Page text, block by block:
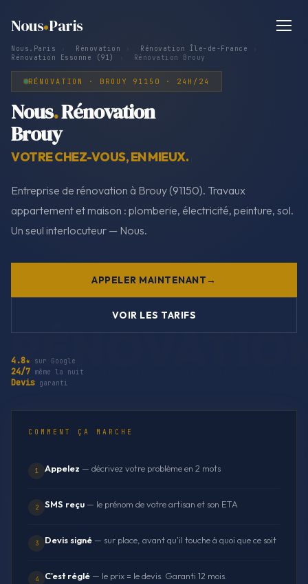
Nous Paris
Nous.Paris Rénovation Rénovation Île-de-France
Rénovation Essonne (91)
Rénovation Brouy
RÉNOVATION · BROUY 91150 · 24H/24
Nous.Rénovation
Brouy
VOTRE CHEZ-VOUS, EN MIEUX.
Entreprise de rénovation à Brouy (91150). Travaux
appartement et maison : plomberie, électricité, peinture, sol.
Un seul interlocuteur — Nous.
APPELER MAINTENANT
VOIR LES TARIFS
4.8★ sur Google
24/7 même la nuit
Devis garanti
COMMENT ÇA MARCHE
1 Appelez — décrivez votre problème en 2 mots
2 SMS reçu — le prénom de votre artisan et son ETA
3 Devis signé — sur place, avant qu'il touche à quoi que ce soit
4 C'est réglé — le prix = le devis. Garanti 12 mois.